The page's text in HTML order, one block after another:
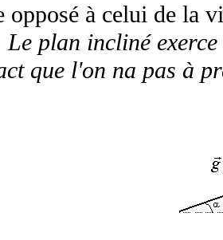
opposé à celui de la
Le plan incliné
que l'on na pas à